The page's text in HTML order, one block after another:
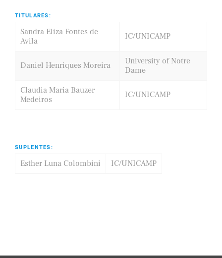
TITULARES:
Sandra Eliza Fontes de
Avila
IC/UNICAMP
Daniel Henriques Moreira
University of Notre
Dame
Claudia Maria Bauzer
Medeiros
IC/UNICAMP
SUPLENTES:
Esther Luna Colombini IC/UNICAMP